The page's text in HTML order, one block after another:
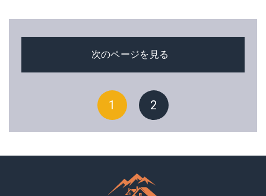
次のページを見る
1 2